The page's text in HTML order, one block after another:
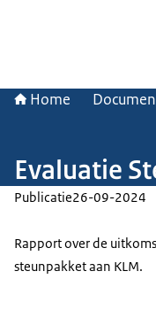
Home
Evaluatie
Publicatie26-09-2024
Rapport over de
steunpakket aan KLM.